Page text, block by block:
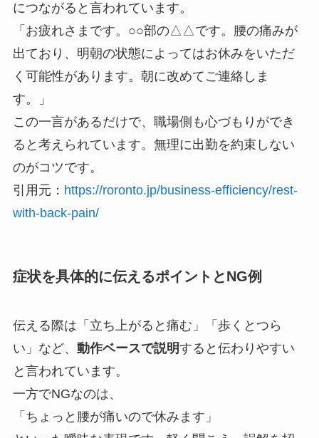
につながると言われています。
「お疲れさまです。○○部の△△です。腰の痛みが
出ており、明朝の状態によってはお休みをいただ
く可能性があります。朝に改めてご連絡しま
す。」
この一言があるだけで、職場側も心づもりができ
ると考えられています。無理に出勤を約束しない
のがコツです。
引用元： https://roronto.jp/business-efficiency/rest-
with-back-pain/
症状を具体的に伝えるポイントとNG例
伝える際は「立ち上がると痛む」「歩くとつら
い」など、 動作ベースで説明すると伝わりやすい
と言われています。
一方でNGなのは、
「ちょっと腰が痛いので休みます」